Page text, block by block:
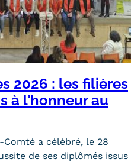
2026 : les filières
à l’honneur au
Comté a célébré, le 28
de ses diplômés issus